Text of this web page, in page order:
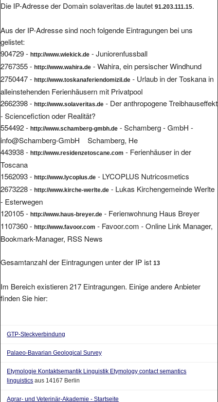
Die IP-Adresse der Domain solaveritas.de lautet 91.203.111.15.
Aus der IP-Adresse sind noch folgende Eintragungen bei uns
gelistet:
904729 - http://www.wiekick.de - Juniorenfussball
2767355 - http://www.wahira.de - Wahira, ein persischer Windhund
2750447 - http://www.toskanaferiendomizil.de - Urlaub in der Toskana in
alleinstehenden Ferienhäusern mit Privatpool
2662398 - http://www.solaveritas.de - Der anthropogene Treibhauseffekt
- Sciencefiction oder Realität?
554492 - http://www.schamberg-gmbh.de - Schamberg - GmbH -
info@Schamberg-GmbH Schamberg, He
443938 - http://www.residenzetoscane.com - Ferienhäuser in der
Toscana
1562093 - http://www.lycoplus.de - LYCOPLUS Nutricosmetics
2673228 - http://www.kirche-werlte.de - Lukas Kirchengemeinde Werlte
- Esterwegen
120105 - http://www.haus-breyer.de - Ferienwohnung Haus Breyer
1107360 - http://www.favoor.com - Favoor.com - Online Link Manager,
Bookmark-Manager, RSS News
Gesamtanzahl der Eintragungen unter der IP ist 13
Im Bereich existieren 217 Eintragungen. Einige andere Anbieter
finden Sie hier:
GTP-Steckverbindung
Palaeo-Bavarian Geological Survey
Etymologie Kontaktsemantik Linguistik Etymology contact semantics
linguistics aus 14167 Berlin
Agrar- und Veterinär-Akademie - Startseite